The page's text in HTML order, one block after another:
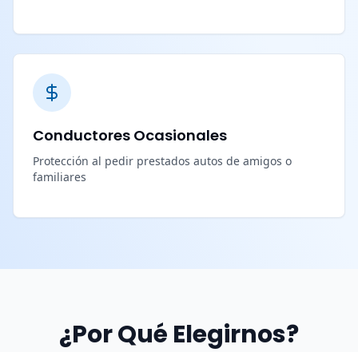
Conductores Ocasionales
Protección al pedir prestados autos de amigos o
familiares
¿Por Qué Elegirnos?